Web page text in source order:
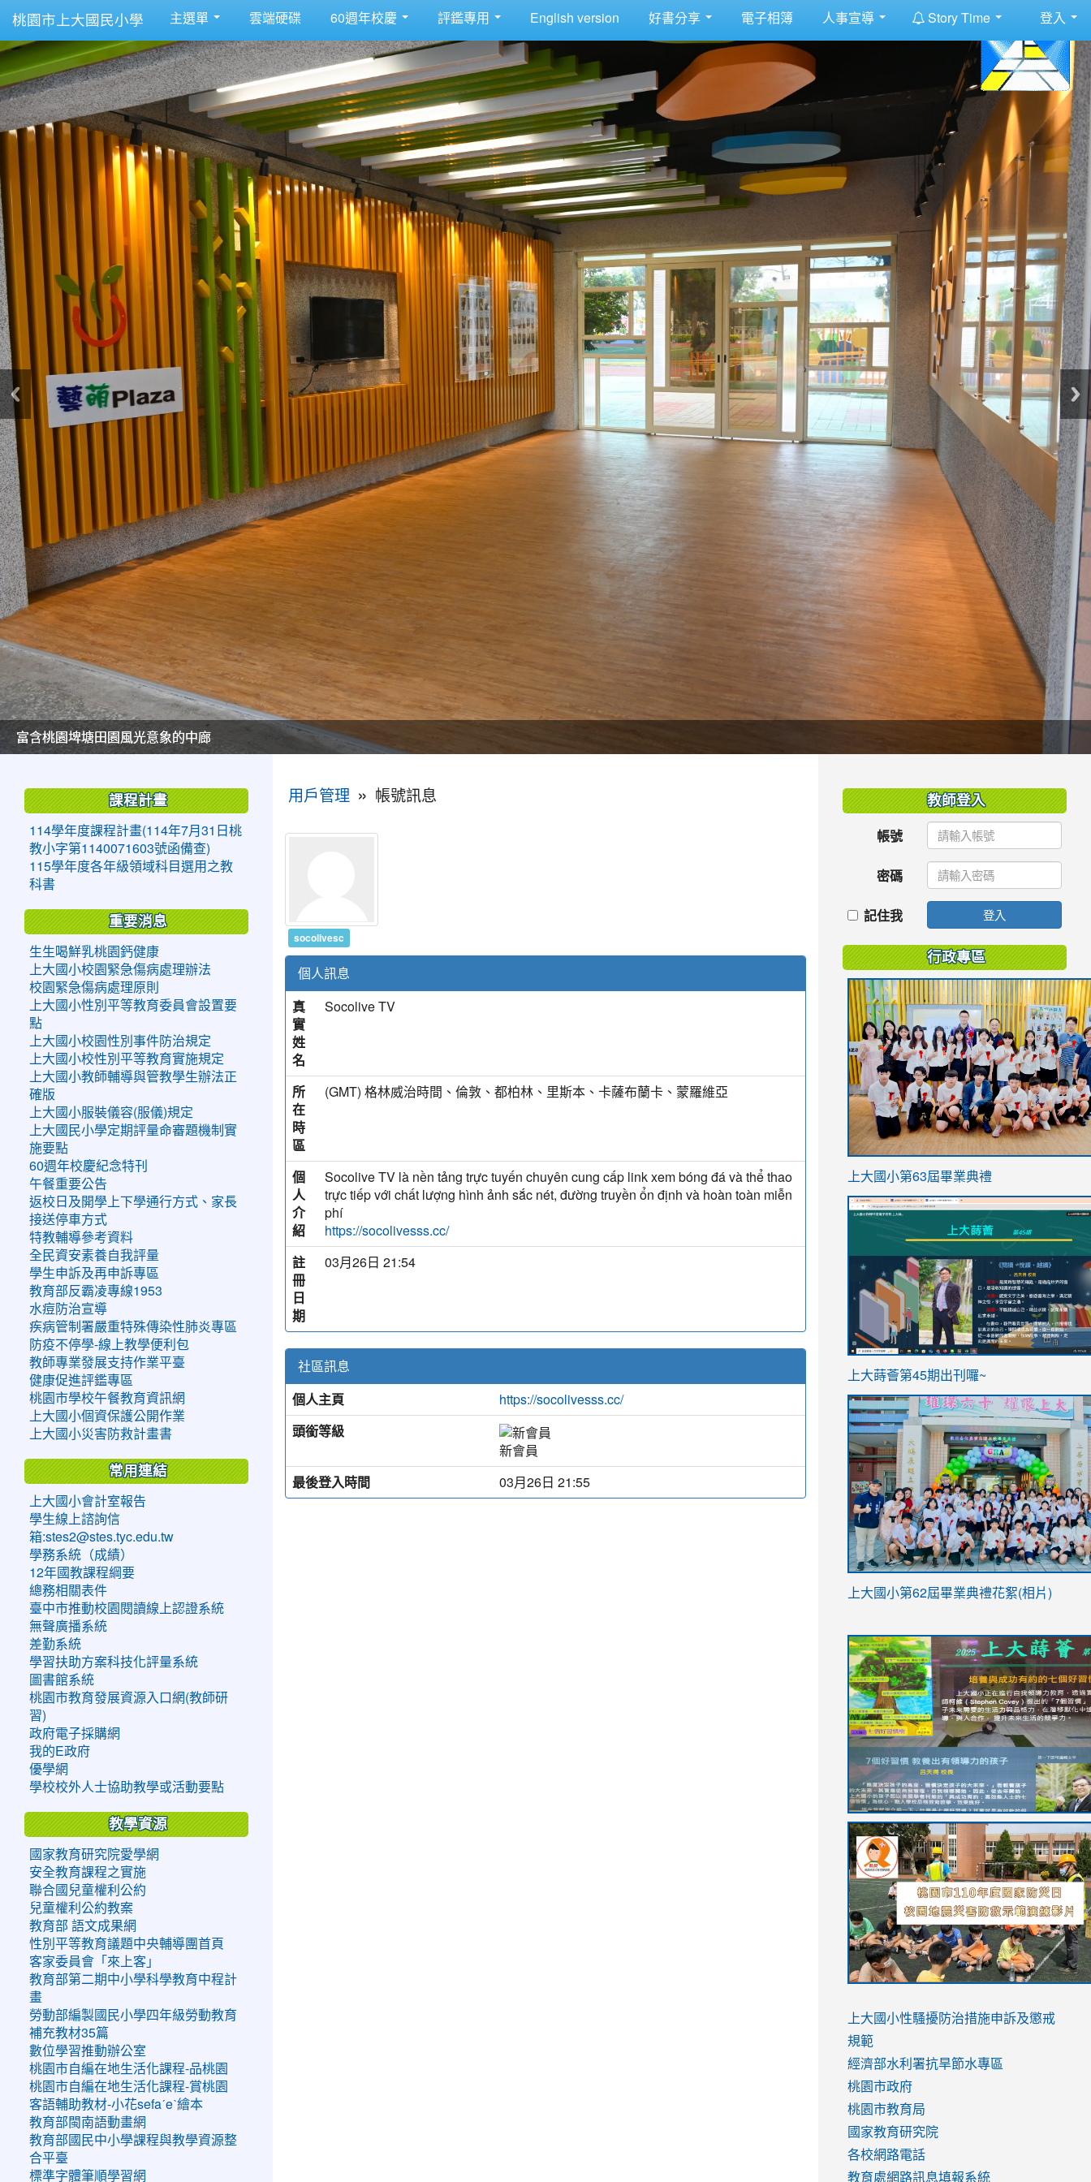
桃園市上大國民小學 主選單 雲端硬碟 60週年校慶 評鑑專用 English version 好書分享 電子相簿 人事宣導 Story Time 登入
美麗的操場是我們活力的來源
美麗的操場是我們活力的來源
煥然一新的小司令台
煥然一新的小司令台
富含桃園埤塘田園風光意象的中廊
富含桃園埤塘田園風光意象的中廊
嶄新的中庭廣場
嶄新的中庭廣場
水生池生生不息
水生池生生不息
用戶管理 » 帳號訊息
socolivesc
個人訊息
真
實
姓
名
Socolive TV
所
在
時
區
(GMT) 格林威治時間、倫敦、都柏林、里斯本、卡薩布蘭卡、蒙羅維亞
個
人
介
紹
Socolive TV là nền tảng trực tuyến chuyên cung cấp link xem bóng đá và thể thao
trực tiếp với chất lượng hình ảnh sắc nét, đường truyền ổn định và hoàn toàn miễn
phí
https://socolivesss.cc/
註
冊
日
期
03月26日 21:54
社區訊息
個人主頁
https://socolivesss.cc/
頭銜等級
新會員
最後登入時間
03月26日 21:55
課程計畫
114學年度課程計畫(114年7月31日桃
教小字第1140071603號函備查)
115學年度各年級領域科目選用之教
科書
重要消息
生生喝鮮乳桃園鈣健康
上大國小校園緊急傷病處理辦法
校園緊急傷病處理原則
上大國小性別平等教育委員會設置要
點
上大國小校園性別事件防治規定
上大國小校性別平等教育實施規定
上大國小教師輔導與管教學生辦法正
確版
上大國小服裝儀容(服儀)規定
上大國民小學定期評量命審題機制實
施要點
60週年校慶紀念特刊
午餐重要公告
返校日及開學上下學通行方式、家長
接送停車方式
特教輔導參考資料
全民資安素養自我評量
學生申訴及再申訴專區
教育部反霸凌專線1953
水痘防治宣導
疾病管制署嚴重特殊傳染性肺炎專區
防疫不停學-線上教學便利包
教師專業發展支持作業平臺
健康促進評鑑專區
桃園市學校午餐教育資訊網
上大國小個資保護公開作業
上大國小災害防救計畫書
常用連結
上大國小會計室報告
學生線上諮詢信
箱:stes2@stes.tyc.edu.tw
學務系統（成績）
12年國教課程綱要
總務相關表件
臺中市推動校園閱讀線上認證系統
無聲廣播系統
差勤系統
學習扶助方案科技化評量系統
圖書館系統
桃園市教育發展資源入口網(教師研
習)
政府電子採購網
我的E政府
優學網
學校校外人士協助教學或活動要點
教學資源
國家教育研究院愛學網
安全教育課程之實施
聯合國兒童權利公約
兒童權利公約教案
教育部 語文成果網
性別平等教育議題中央輔導團首頁
客家委員會「來上客」
教育部第二期中小學科學教育中程計
畫
勞動部編製國民小學四年級勞動教育
補充教材35篇
數位學習推動辦公室
桃園市自編在地生活化課程-品桃園
桃園市自編在地生活化課程-賞桃園
客語輔助教材-小花sefaˊeˋ繪本
教育部閩南語動畫網
教育部國民中小學課程與教學資源整
合平臺
標準字體筆順學習網
教師登入
帳號
密碼
記住我 登入
行政專區
link
https://sites.google.com/stes.tyc.edu.tw/
上大國小第63屆畢業典禮
link
ink
https://sites.google.com/stes.tyc.edu.tw/
link
https://sites.google.com/stes.tyc.edu.tw/
上大蒔薈第45期出刊囉~
link
YfDQppRvyMk686kIw6SBbssEIZ6WnT/
usp=sharing
上大國小第62屆畢業典禮花絮(相片)
to
https://drive.google.com/file/d/1I-
YfDQppRvyMk686kIw6SBbssEIZ6WnT/
usp=sharing
to
https://sites.google.com/stes.tyc.edu.tw/
link
to
https://sites.google.com/stes.tyc.edu.tw/
link
to
https://drive.google.com/file/d/
usp=sharing
link
to
https://youtu.be/jJOMVWY3-
8M
link
to
https://drive.google.com/file/d/
usp=sharing
to
https://www.youtube.com/watch?
v=hC_gdZndU9s
to
https://www.youtube.com/watch?
v=hC_gdZndU9s
link
to
https://www.youtube.com/watch?
v=mfpNykQ0g4M
上大國小性騷擾防治措施申訴及懲戒
規範
經濟部水利署抗旱節水專區
桃園市政府
桃園市教育局
國家教育研究院
各校網路電話
教育處網路訊息填報系統